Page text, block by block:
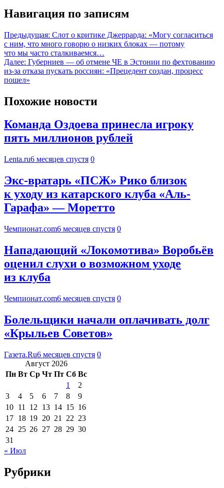
Навигация по записям
Предыдущая: Слот о критике Джеррарда: «Могу согласиться
с ним, что много говорю о низких блоках — потому
что мы часто сталкиваемся…
Далее: Губерниев — об отмене ЧЕ в Эстонии по фехтованию
из‑за отказа пускать россиян: «Прецедент создан, процесс
пошел»
Похожие новости
Команда Оздоева принесла игроку
пять миллионов рублей
Lenta.ru6 месяцев спустя 0
Экс-вратарь «ПСЖ» Рико близок
к уходу из катарского клуба «Аль-
Гарафа» — Моретто
Чемпионат.com6 месяцев спустя 0
Нападающий «Локомотива» Воробьёв
оценил слухи о возможном уходе
из клуба
Чемпионат.com6 месяцев спустя 0
Болельщики начали оплачивать долг
«Крыльев Советов»
Газета.Ru6 месяцев спустя 0
Август 2026
Пн Вт Ср Чт Пт Сб Вс
1
2
3
4 5 6 7 8
9
10 11 12 13 14 15 16
17 18 19 20 21 22 23
24 25 26 27 28 29 30
31
« Июл
Рубрики